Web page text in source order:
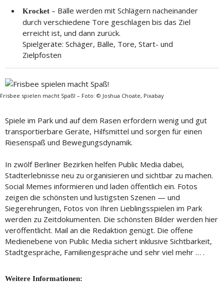
Krocket – Bälle werden mit Schlägern nacheinander
durch verschiedene Tore geschlagen bis das Ziel
erreicht ist, und dann zurück.
Spielgeräte: Schäger, Bälle, Tore, Start- und
Zielpfosten
Frisbee spielen macht Spaß! – Foto: © Joshua Choate, Pixabay
Spiele im Park und auf dem Rasen erfordern wenig und gut
transportierbare Geräte, Hilfsmittel und sorgen für einen
Riesenspaß und Bewegungsdynamik.
In zwölf Berliner Bezirken helfen Public Media dabei,
Stadterlebnisse neu zu organisieren und sichtbar zu machen.
Social Memes informieren und laden öffentlich ein. Fotos
zeigen die schönsten und lustigsten Szenen — und
Siegerehrungen, Fotos von Ihren Lieblingsspielen im Park
werden zu Zeitdokumenten. Die schönsten Bilder werden hier
veröffentlicht. Mail an die Redaktion genügt. Die offene
Medienebene von Public Media sichert inklusive Sichtbarkeit,
Stadtgespräche, Familiengespräche und sehr viel mehr … .
Weitere Informationen: